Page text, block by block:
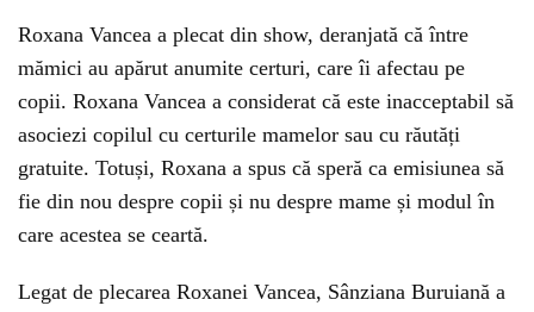
Roxana Vancea a plecat din show, deranjată că între
mămici au apărut anumite certuri, care îi afectau pe
copii. Roxana Vancea a considerat că este inacceptabil să
asociezi copilul cu certurile mamelor sau cu răutăți
gratuite. Totuși, Roxana a spus că speră ca emisiunea să
fie din nou despre copii și nu despre mame și modul în
care acestea se ceartă.
Legat de plecarea Roxanei Vancea, Sânziana Buruiană a